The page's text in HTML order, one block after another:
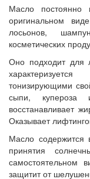
Масло постоянно
оригинальном
лосьонов,
косметических
Оно подходит для
тонизирующими
сыпи,
восстанавливает
Оказывает
Масло содержится
принятия
самостоятельном
защитит от